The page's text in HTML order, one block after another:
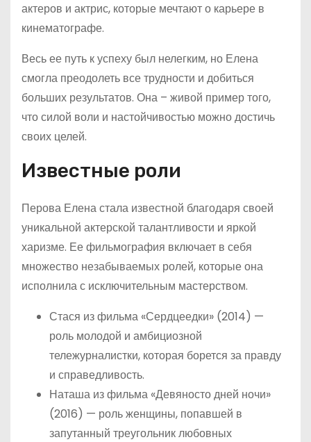
актеров и актрис, которые мечтают о карьере в
кинематографе.
Весь ее путь к успеху был нелегким, но Елена
смогла преодолеть все трудности и добиться
больших результатов. Она – живой пример того,
что силой воли и настойчивостью можно достичь
своих целей.
Известные роли
Перова Елена стала известной благодаря своей
уникальной актерской талантливости и яркой
харизме. Ее фильмография включает в себя
множество незабываемых ролей, которые она
исполнила с исключительным мастерством.
Стася из фильма «Сердцеедки» (2014) —
роль молодой и амбициозной
тележурналистки, которая борется за правду
и справедливость.
Наташа из фильма «Девяносто дней ночи»
(2016) — роль женщины, попавшей в
запутанный треугольник любовных